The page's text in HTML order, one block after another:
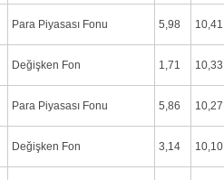
Para Piyasası Fonu 5,98 10,41
Değişken Fon 1,71 10,33
Para Piyasası Fonu 5,86 10,27
Değişken Fon 3,14 10,10